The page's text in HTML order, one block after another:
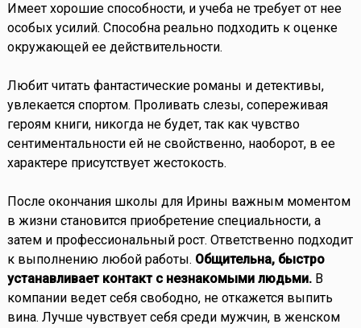
Имеет хорошие способности, и учеба не требует от нее
особых усилий. Способна реально подходить к оценке
окружающей ее действительности.
Любит читать фантастические романы и детективы,
увлекается спортом. Проливать слезы, сопереживая
героям книги, никогда не будет, так как чувство
сентиментальности ей не свойственно, наоборот, в ее
характере присутствует жестокость.
После окончания школы для Ирины важным моментом
в жизни становится приобретение специальности, а
затем и профессиональный рост. Ответственно подходит
к выполнению любой работы. Общительна, быстро
устанавливает контакт с незнакомыми людьми.В
компании ведет себя свободно, не откажется выпить
вина. Лучше чувствует себя среди мужчин, в женском